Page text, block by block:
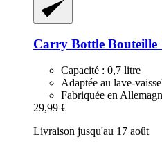
Carry Bottle
Capacité : 0,7 litre
Adaptée au lave-
Fabriquée en
29,99 €
Livraison jusqu'au 17 août